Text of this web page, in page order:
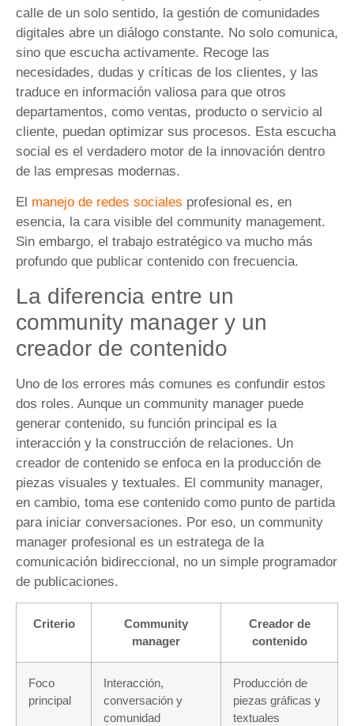
calle de un solo sentido, la gestión de comunidades
digitales abre un diálogo constante. No solo comunica,
sino que escucha activamente. Recoge las
necesidades, dudas y críticas de los clientes, y las
traduce en información valiosa para que otros
departamentos, como ventas, producto o servicio al
cliente, puedan optimizar sus procesos. Esta escucha
social es el verdadero motor de la innovación dentro
de las empresas modernas.
El manejo de redes sociales profesional es, en
esencia, la cara visible del community management.
Sin embargo, el trabajo estratégico va mucho más
profundo que publicar contenido con frecuencia.
La diferencia entre un
community manager y un
creador de contenido
Uno de los errores más comunes es confundir estos
dos roles. Aunque un community manager puede
generar contenido, su función principal es la
interacción y la construcción de relaciones. Un
creador de contenido se enfoca en la producción de
piezas visuales y textuales. El community manager,
en cambio, toma ese contenido como punto de partida
para iniciar conversaciones. Por eso, un community
manager profesional es un estratega de la
comunicación bidireccional, no un simple programador
de publicaciones.
Criterio
Community
manager
Creador de
contenido
Foco
principal
Interacción,
conversación y
comunidad
Producción de
piezas gráficas y
textuales